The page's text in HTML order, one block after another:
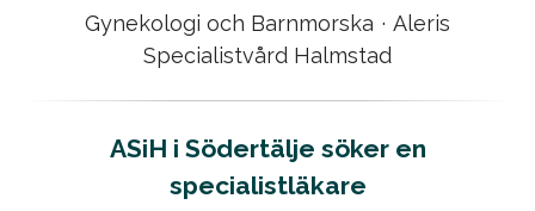
Gynekologi och Barnmorska · Aleris
Specialistvård Halmstad
ASiH i Södertälje söker en
specialistläkare